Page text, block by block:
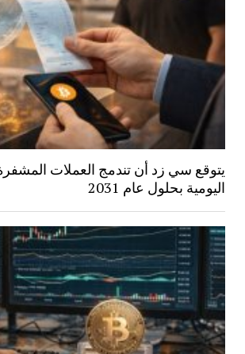
يتوقع سي زد أن تندمج العملات المشفرة
اليومية بحلول عام 2031